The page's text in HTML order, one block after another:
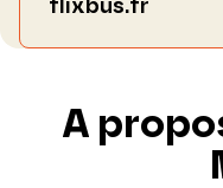
flixbus.fr
A